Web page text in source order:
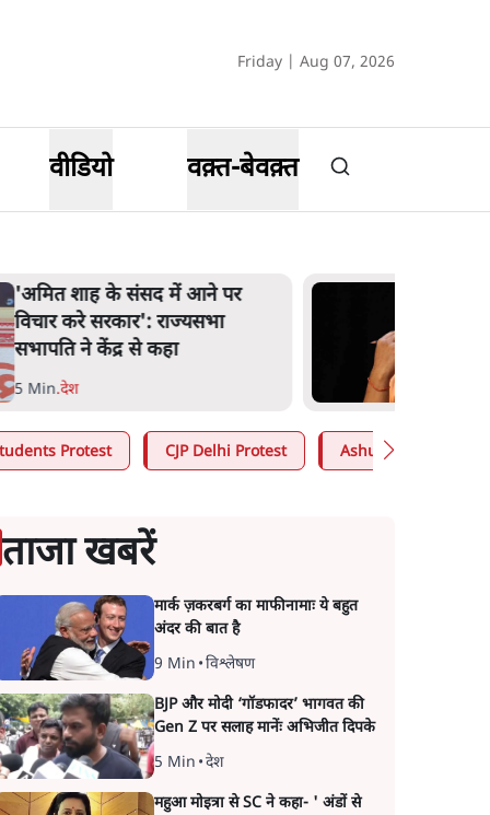
Friday | Aug 07, 2026
वीडियो वक़्त-बेवक़्त
जनता का 2.32 करोड़ रोज़ाना खर्चः
योगी सरकार ने विज्ञापनों पर उड़ाने में
मोदी 3.0 को भी पीछे छोड़ा
7 Min.उत्तर प्रदेश
Protest CJP Delhi Protest Ashutosh Ki Baat
ताजा खबरें
मार्क ज़करबर्ग का माफीनामाः ये बहुत
अंदर की बात है
9 Min •विश्लेषण
BJP और मोदी ‘गॉडफादर’ भागवत की
Gen Z पर सलाह मानेंः अभिजीत दिपके
5 Min •देश
महुआ मोइत्रा से SC ने कहा- ' अंडों से